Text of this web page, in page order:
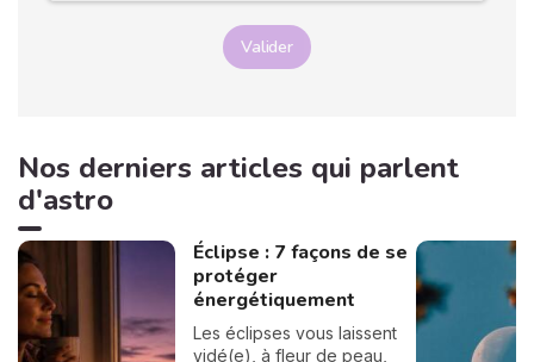
Valider
Nos derniers articles qui parlent
d'astro
Éclipse : 7 façons de se
protéger
énergétiquement
Les éclipses vous laissent
vidé(e), à fleur de peau,